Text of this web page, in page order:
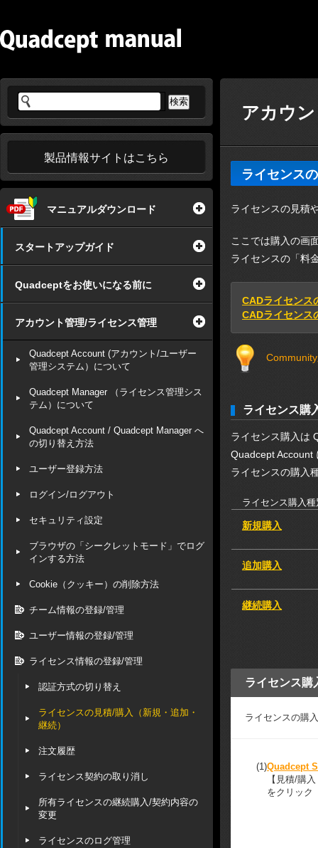
製品情報サイトはこちら
マニュアルダウンロード
スタートアップガイド
Quadceptをお使いになる前に
アカウント管理/ライセンス管理
Quadcept Account (アカウント/ユーザー
管理システム）について
Quadcept Manager （ライセンス管理シス
テム）について
Quadcept Account / Quadcept Manager へ
の切り替え方法
ユーザー登録方法
ログイン/ログアウト
セキュリティ設定
ブラウザの「シークレットモード」でログ
インする方法
Cookie（クッキー）の削除方法
チーム情報の登録/管理
ユーザー情報の登録/管理
ライセンス情報の登録/管理
認証方式の切り替え
ライセンスの見積/購入（新規・追加・
継続）
注文履歴
ライセンス契約の取り消し
所有ライセンスの継続購入/契約内容の
変更
ライセンスのログ管理
アカウ
ライセンス
ライセンスの見積
ここでは購入の画
ライセンスの「料
CADライセンス
CADライセンス
ライセンス購
ライセンス購入は
Quadcept Account
ライセンスの購入
ライセンス購入種
新規購入
追加購入
継続購入
ライセンス購
ライセンスの購
(1)Quadcept
【見積/購
をクリック